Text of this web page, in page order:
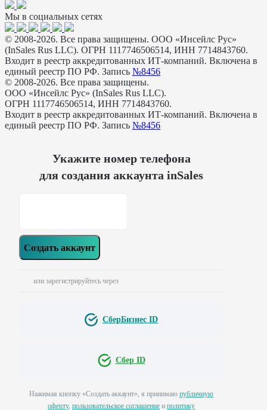
Мы в социальных сетях
© 2008-2026. Все права защищены. ООО «Инсейлс Рус»
(InSales Rus LLC). ОГРН 1117746506514, ИНН 7714843760.
Входит в реестр аккредитованных ИТ-компаний. Включена в
единый реестр ПО РФ. Запись №8456
© 2008-2026. Все права защищены.
ООО «Инсейлс Рус» (InSales Rus LLC).
ОГРН 1117746506514, ИНН 7714843760.
Входит в реестр аккредитованных ИТ-компаний. Включена в
единый реестр ПО РФ. Запись №8456
Укажите номер телефона
для создания аккаунта inSales
Создать аккаунт
или зарегистрируйтесь через
СберБизнес ID
Сбер ID
Нажимая кнопку «‎Создать аккаунт»‎, я принимаю публичную
оферту, пользовательское соглашение и политику